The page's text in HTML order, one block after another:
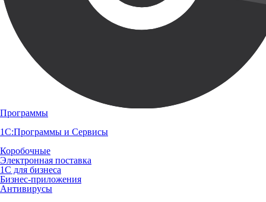
Программы
1С:Программы и Сервисы
Коробочные
Электронная поставка
1С для бизнеса
Бизнес-приложения
Антивирусы